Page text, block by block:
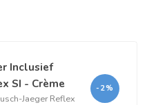
Inclusief
SI - Crème
Jaeger Reflex
-2%